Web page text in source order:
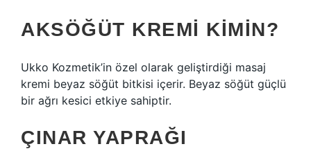
AKSÖĞÜT KREMI KIMIN?
Ukko Kozmetik’in özel olarak geliştirdiği masaj
kremi beyaz söğüt bitkisi içerir. Beyaz söğüt güçlü
bir ağrı kesici etkiye sahiptir.
ÇINAR YAPRAĞI